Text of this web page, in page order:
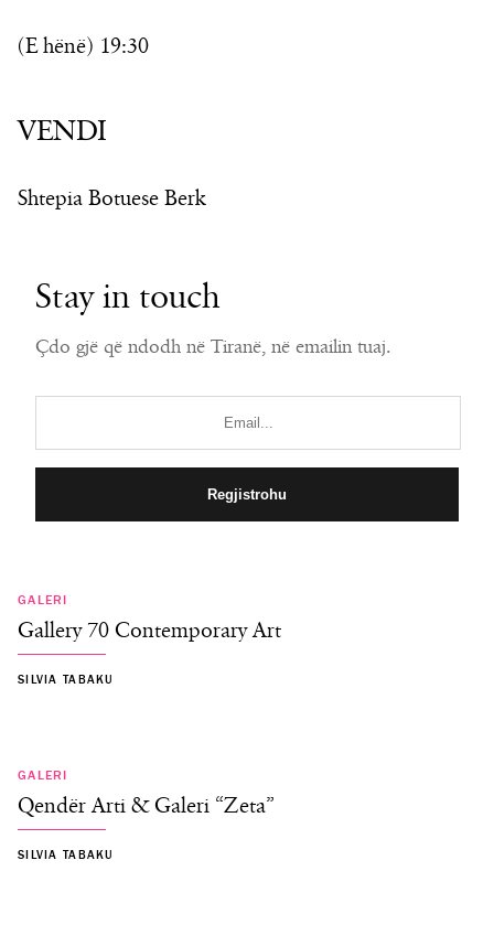
(E hënë) 19:30
VENDI
Shtepia Botuese Berk
Stay in touch
Çdo gjë që ndodh në Tiranë, në emailin tuaj.
GALERI
Gallery 70 Contemporary Art
SILVIA TABAKU
GALERI
Qendër Arti & Galeri “Zeta”
SILVIA TABAKU